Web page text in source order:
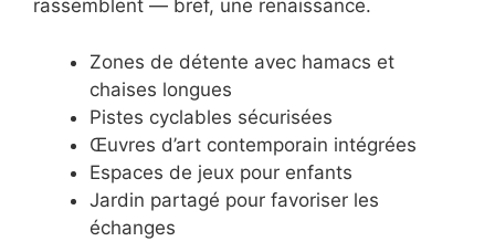
rassemblent — bref, une renaissance.
Zones de détente avec hamacs et
chaises longues
Pistes cyclables sécurisées
Œuvres d’art contemporain intégrées
Espaces de jeux pour enfants
Jardin partagé pour favoriser les
échanges